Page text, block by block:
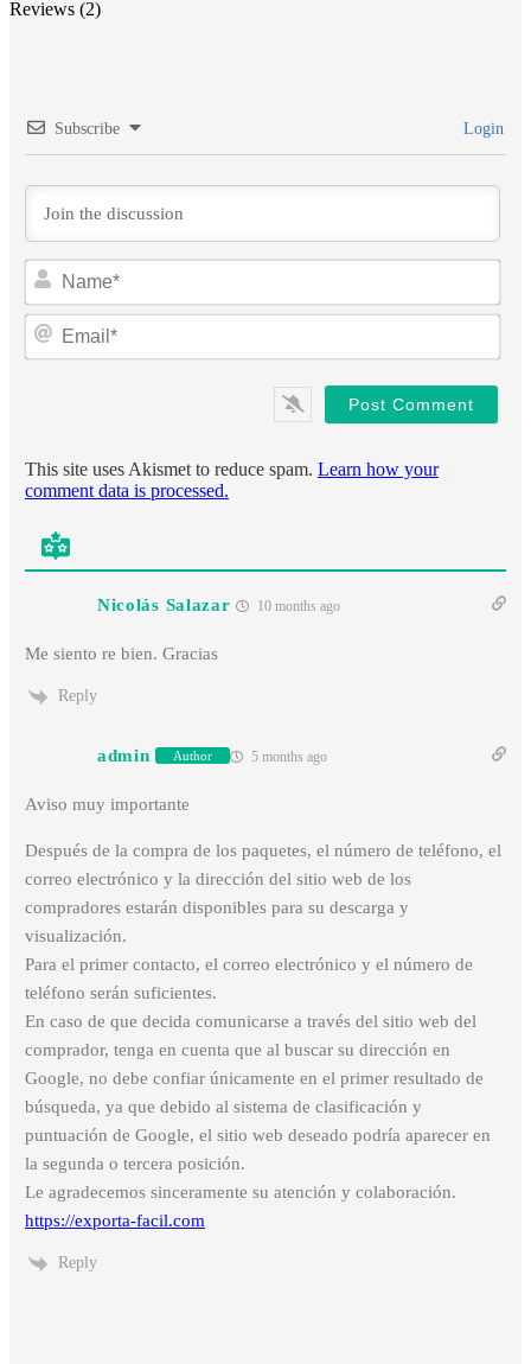
Reviews (2)
Subscribe Login
This site uses Akismet to reduce spam. Learn how your
comment data is processed.
Nicolás Salazar 10 months ago
Me siento re bien. Gracias
Reply
admin Author 5 months ago
Aviso muy importante
Después de la compra de los paquetes, el número de teléfono, el
correo electrónico y la dirección del sitio web de los
compradores estarán disponibles para su descarga y
visualización.
Para el primer contacto, el correo electrónico y el número de
teléfono serán suficientes.
En caso de que decida comunicarse a través del sitio web del
comprador, tenga en cuenta que al buscar su dirección en
Google, no debe confiar únicamente en el primer resultado de
búsqueda, ya que debido al sistema de clasificación y
puntuación de Google, el sitio web deseado podría aparecer en
la segunda o tercera posición.
Le agradecemos sinceramente su atención y colaboración.
https://exporta-facil.com
Reply